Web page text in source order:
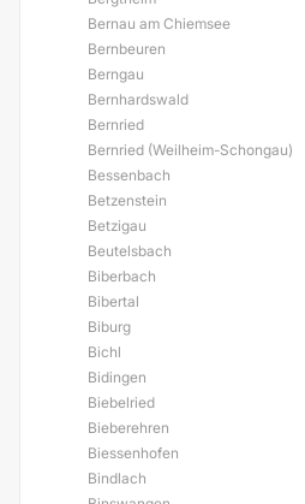
Bernau am Chiemsee
Bernbeuren
Berngau
Bernhardswald
Bernried
Bernried (Weilheim-Schongau)
Bessenbach
Betzenstein
Betzigau
Beutelsbach
Biberbach
Bibertal
Biburg
Bichl
Bidingen
Biebelried
Bieberehren
Biessenhofen
Bindlach